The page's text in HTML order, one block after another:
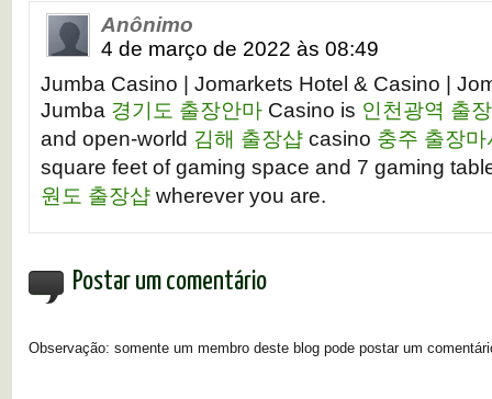
Anônimo
4 de março de 2022 às 08:49
Jumba Casino | Jomarkets Hotel & Casino |
Jumba 경기도 출장안마 Casino is 인천광역 출
and open-world 김해 출장샵 casino 충주 출장마
square feet of gaming space and 7 gaming
원도 출장샵 wherever you are.
Postar um comentário
Observação: somente um membro deste blog pode postar um